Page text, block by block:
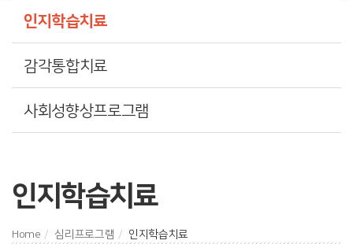
인지학습치료
감각통합치료
사회성향상프로그램
인지학습치료
Home 심리프로그램 인지학습치료